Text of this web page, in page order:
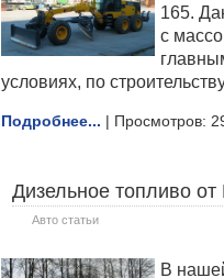
165.
с
условиях, по
Подробнее... | Просмотров:
Дизельное топливо от
Авто статьи
В